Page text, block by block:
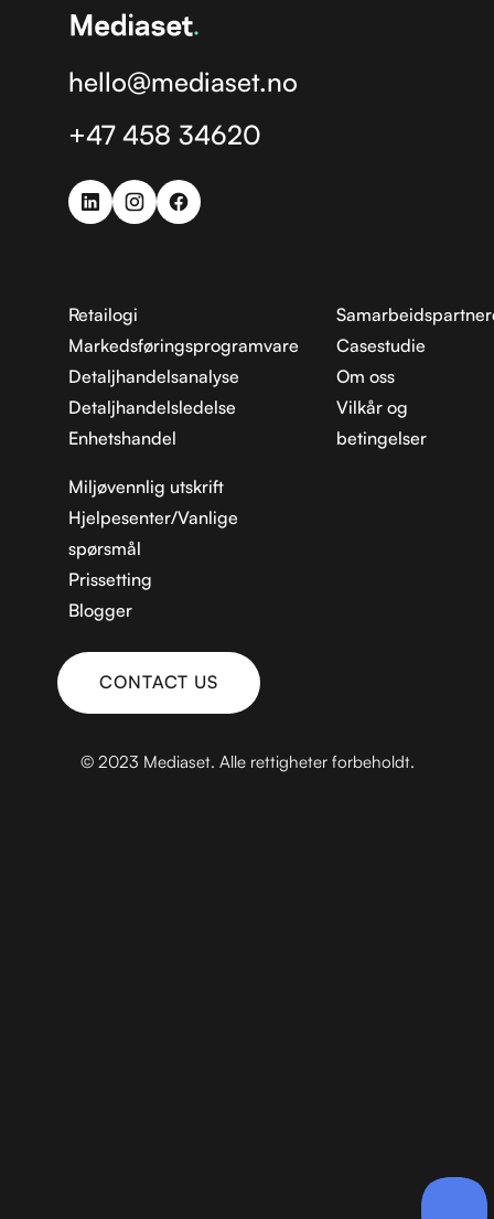
hello@mediaset.no
+47 458 34620
Retailogi
Markedsføringsprogramvare
Detaljhandelsanalyse
Detaljhandelsledelse
Enhetshandel
Miljøvennlig utskrift
Hjelpesenter/Vanlige
spørsmål
Prissetting
Blogger
Casestudie
Om oss
Vilkår og
betingelser
CONTACT US
© 2023 Mediaset. Alle rettigheter forbeholdt.